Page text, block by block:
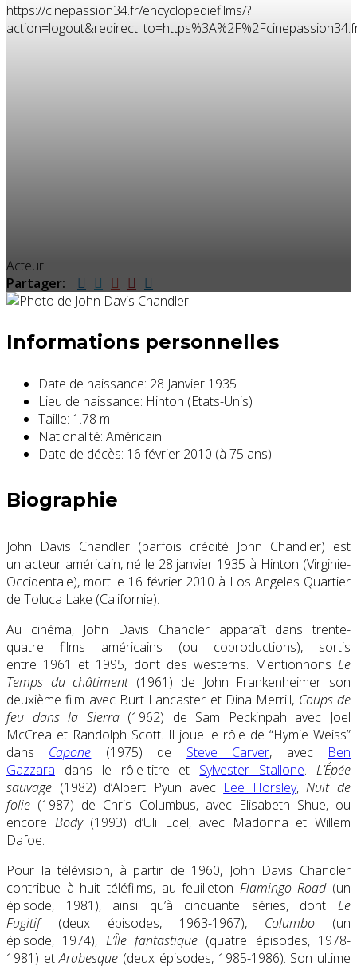
https://cinepassion34.fr/encyclopediefilms/?
Acteur
Partager:
Informations personnelles
Date de naissance: 28 Janvier 1935
Lieu de naissance: Hinton (Etats-Unis)
Taille: 1.78 m
Nationalité: Américain
Date de décès: 16 février 2010 (à 75 ans)
Biographie
John Davis Chandler (parfois crédité John Chandler) est
un acteur américain, né le 28 janvier 1935 à Hinton (Virginie-
Occidentale), mort le 16 février 2010 à Los Angeles Quartier
de Toluca Lake (Californie).
Au cinéma, John Davis Chandler apparaît dans trente-
quatre films américains (ou coproductions), sortis
entre 1961 et 1995, dont des westerns. Mentionnons Le
Temps du châtiment(1961) de John Frankenheimer son
deuxième film avec Burt Lancaster et Dina Merrill, Coups de
feu dans la Sierra(1962) de Sam Peckinpah avec Joel
McCrea et Randolph Scott. Il joue le rôle de “Hymie Weiss”
dans Capone (1975) de Steve Carver, avec Ben
Gazzara dans le rôle-titre et Sylvester Stallone.L’Épée
sauvage (1982) d’Albert Pyun avec Lee Horsley,Nuit de
folie (1987) de Chris Columbus, avec Elisabeth Shue, ou
encore Body (1993) d’Uli Edel, avec Madonna et Willem
Dafoe.
Pour la télévision, à partir de 1960, John Davis Chandler
contribue à huit téléfilms, au feuilleton Flamingo Road(un
épisode, 1981), ainsi qu’à cinquante séries, dont Le
Fugitif(deux épisodes, 1963-1967), Columbo (un
épisode, 1974), L’Île fantastique (quatre épisodes, 1978-
1981) etArabesque (deux épisodes, 1985-1986). Son ultime